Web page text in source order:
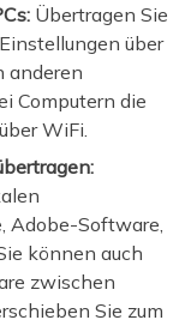
Übertragen Sie
über
anderen
Computern die
WiFi.
Adobe-Software,
können auch
zwischen
Sie zum